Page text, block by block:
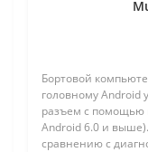
Бортовой
головному Android
разъем с помощью
Android 6.0 и
сравнению с